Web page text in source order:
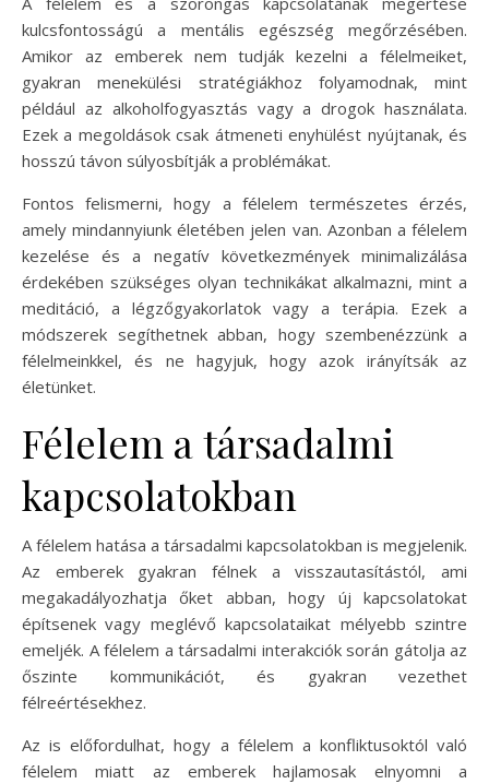
kulcsfontosságú a mentális egészség megőrzésében.
Amikor az emberek nem tudják kezelni a félelmeiket,
gyakran menekülési stratégiákhoz folyamodnak, mint
például az alkoholfogyasztás vagy a drogok használata.
Ezek a megoldások csak átmeneti enyhülést nyújtanak, és
hosszú távon súlyosbítják a problémákat.
Fontos felismerni, hogy a félelem természetes érzés,
amely mindannyiunk életében jelen van. Azonban a félelem
kezelése és a negatív következmények minimalizálása
érdekében szükséges olyan technikákat alkalmazni, mint a
meditáció, a légzőgyakorlatok vagy a terápia. Ezek a
módszerek segíthetnek abban, hogy szembenézzünk a
félelmeinkkel, és ne hagyjuk, hogy azok irányítsák az
életünket.
Félelem a társadalmi
kapcsolatokban
A félelem hatása a társadalmi kapcsolatokban is megjelenik.
Az emberek gyakran félnek a visszautasítástól, ami
megakadályozhatja őket abban, hogy új kapcsolatokat
építsenek vagy meglévő kapcsolataikat mélyebb szintre
emeljék. A félelem a társadalmi interakciók során gátolja az
őszinte kommunikációt, és gyakran vezethet
félreértésekhez.
Az is előfordulhat, hogy a félelem a konfliktusoktól való
félelem miatt az emberek hajlamosak elnyomni a